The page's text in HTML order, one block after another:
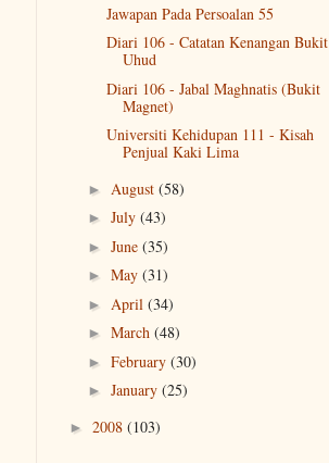
Jawapan Pada Persoalan 55
Diari 106 - Catatan Kenangan Bukit
Uhud
Diari 106 - Jabal Maghnatis (Bukit
Magnet)
Universiti Kehidupan 111 - Kisah
Penjual Kaki Lima
► August (58)
► July (43)
► June (35)
► May (31)
► April (34)
► March (48)
► February (30)
► January (25)
► 2008 (103)